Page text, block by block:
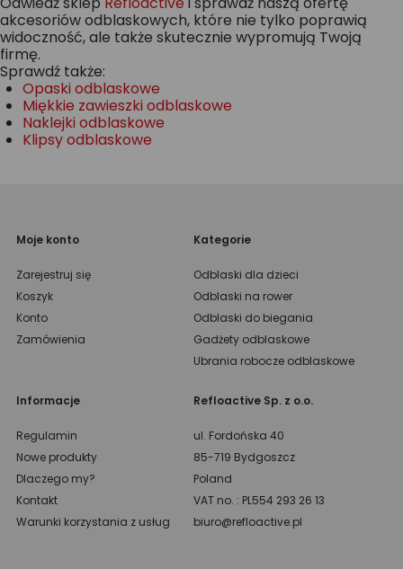
akcesoriów odblaskowych, które nie tylko poprawią
widoczność, ale także skutecznie wypromują Twoją
firmę.
Sprawdź także:
Opaski odblaskowe
Miękkie zawieszki odblaskowe
Naklejki odblaskowe
Klipsy odblaskowe
Moje konto
Zarejestruj się
Koszyk
Konto
Zamówienia
Kategorie
Odblaski dla dzieci
Odblaski na rower
Odblaski do biegania
Gadżety odblaskowe
Ubrania robocze odblaskowe
Informacje
Regulamin
Nowe produkty
Dlaczego my?
Kontakt
Warunki korzystania z usług
Refloactive Sp. z o.o.
ul. Fordońska 40
85-719 Bydgoszcz
Poland
VAT no. : PL554 293 26 13
biuro@refloactive.pl